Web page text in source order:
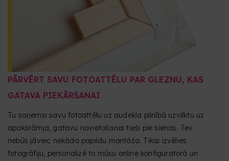
PĀRVĒRT SAVU FOTOATTĒLU PAR GLEZNU, KAS
GATAVA PIEKĀRŠANAI
Tu saņemsi savu fotoattēlu uz audekla pilnībā uzvilktu uz
apakšrāmja, gatavu novietošanai tieši pie sienas. Tev
nebūs jāveic nekāda papildu montāža. Tikai izvēlies
fotogrāfiju, personalizē to mūsu online konfiguratorā un